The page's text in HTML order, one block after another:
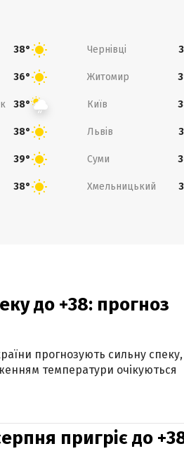
38° Чернівці
36° Житомир
38° Київ
38° Львів
39° Суми
38° Хмельницький
до +38: прогноз
прогнозують сильну
температури очікуються
пригріє до